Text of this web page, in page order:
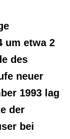
um etwa 2
des
neuer
1993 lag
der
bei